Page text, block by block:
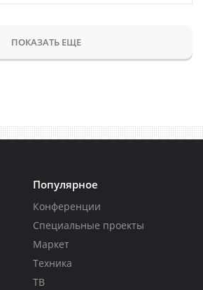
ПОКАЗАТЬ ЕЩЕ
Популярное
Конференции
Специальные проекты
Маркет
Техника
ТВ